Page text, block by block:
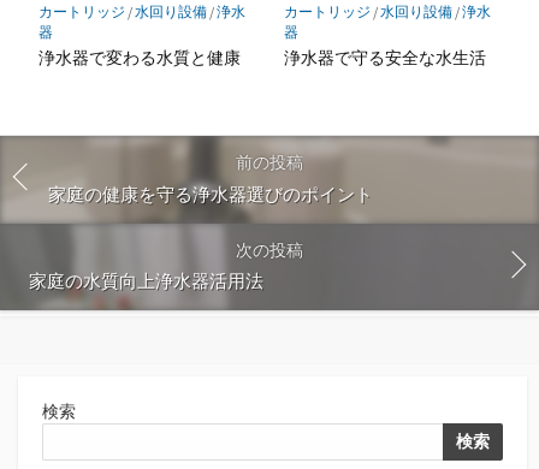
カートリッジ /水回り設備/浄水
器
浄水器で変わる水質と健康
カートリッジ /水回り設備/浄水
器
浄水器で守る安全な水生活
前の投稿
家庭の健康を守る浄水器選びのポイント
次の投稿
家庭の水質向上浄水器活用法
検索
検索